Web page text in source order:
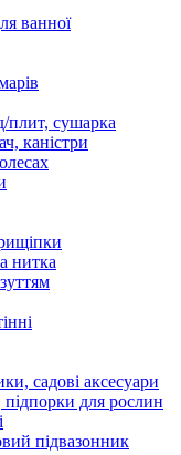
ванної
плит, сушарка
каністри
нитка
садові аксесуари
підпорки для рослин
підвазонник